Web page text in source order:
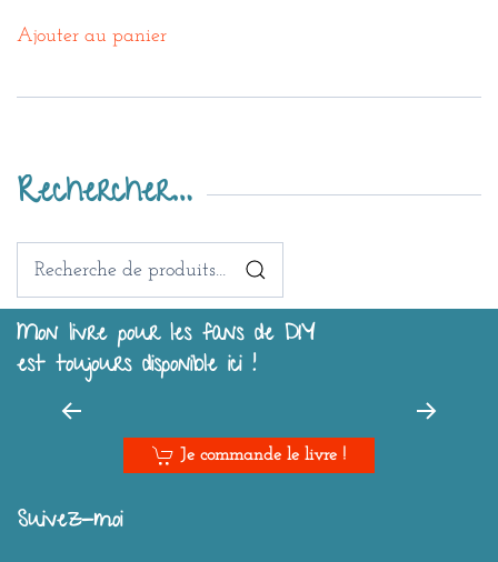
Ajouter au panier
Rechercher…
Recherche
Mon livre pour les fans de DIY
est toujours disponible ici !
Je commande le livre !
Suivez-moi